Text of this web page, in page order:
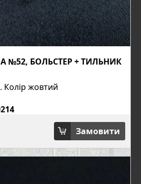
№52, БОЛЬСТЕР + ТИЛЬНИК
Колір жовтий
Замовити